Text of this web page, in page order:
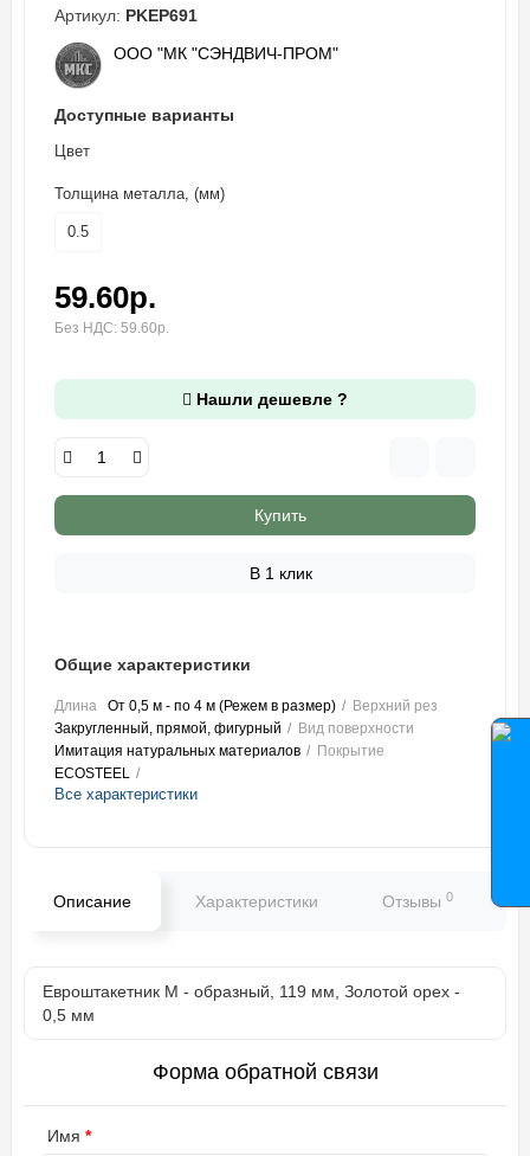
Артикул: PKEP691
ООО "МК "СЭНДВИЧ-ПРОМ"
Доступные варианты
Цвет
Толщина металла, (мм)
0.5
59.60р.
Без НДС: 59.60р.
Нашли дешевле ?
Купить
В 1 клик
Общие характеристики
Длина От 0,5 м - по 4 м (Режем в размер)
Верхний рез
Закругленный, прямой, фигурный
Вид поверхности
Имитация натуральных материалов
Покрытие
ECOSTEEL
Все характеристики
Описание Характеристики Отзывы 0
Евроштакетник М - образный, 119 мм, Золотой орех -
0,5 мм
Форма обратной связи
Имя